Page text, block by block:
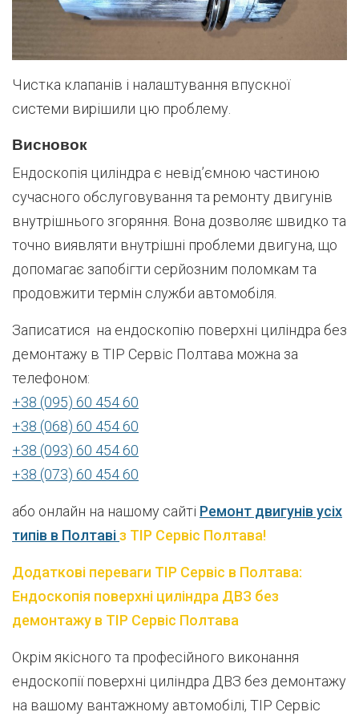
Чистка клапанів і налаштування впускної
системи вирішили цю проблему.
Висновок
Ендоскопія циліндра є невід’ємною частиною
сучасного обслуговування та ремонту двигунів
внутрішнього згоряння. Вона дозволяє швидко та
точно виявляти внутрішні проблеми двигуна, що
допомагає запобігти серйозним поломкам та
продовжити термін служби автомобіля.
Записатися на ендоскопію поверхні циліндра без
демонтажу в ТІР Сервіс Полтава можна за
телефоном:
+38 (095) 60 454 60
+38 (068) 60 454 60
+38 (093) 60 454 60
+38 (073) 60 454 60
або онлайн на нашому сайті Ремонт двигунів усіх
типів в Полтавіз ТІР Сервіс Полтава!
Додаткові переваги ТІР Сервіс в Полтава:
Ендоскопія поверхні циліндра ДВЗ без
демонтажу в ТІР Сервіс Полтава
Окрім якісного та професійного виконання
ендоскопії поверхні циліндра ДВЗ без демонтажу
на вашому вантажному автомобілі, ТІР Сервіс